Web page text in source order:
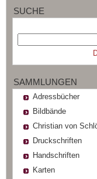
SUCHE
SAMMLUNGEN
Adressbücher
Bildbände
Christian von
Druckschriften
Handschriften
Karten